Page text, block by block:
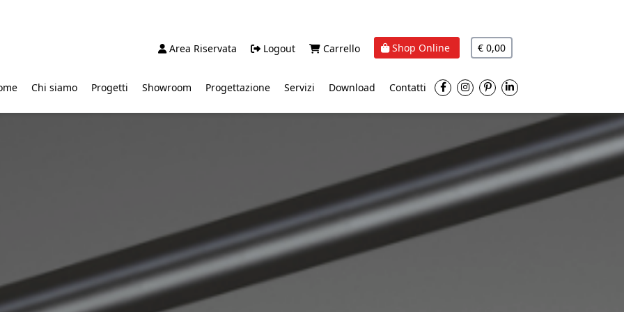
Area Riservata Logout Carrello Shop Online € 0,00
Chi siamo Progetti Showroom Progettazione Servizi Download Contatti